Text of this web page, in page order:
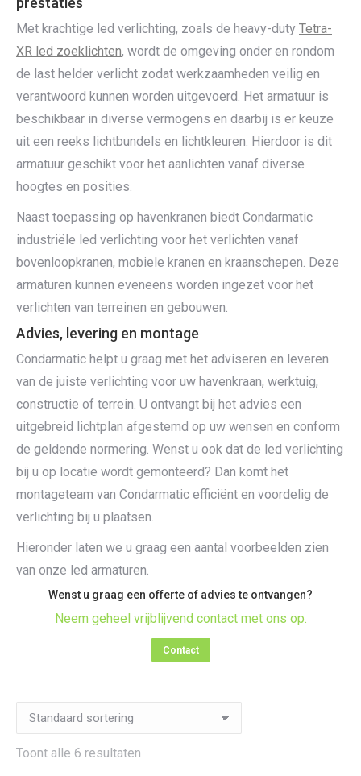
Met krachtige led verlichting, zoals de heavy-duty Tetra-
XR led zoeklichten, wordt de omgeving onder en rondom
de last helder verlicht zodat werkzaamheden veilig en
verantwoord kunnen worden uitgevoerd. Het armatuur is
beschikbaar in diverse vermogens en daarbij is er keuze
uit een reeks lichtbundels en lichtkleuren. Hierdoor is dit
armatuur geschikt voor het aanlichten vanaf diverse
hoogtes en posities.
Naast toepassing op havenkranen biedt Condarmatic
industriële led verlichting voor het verlichten vanaf
bovenloopkranen, mobiele kranen en kraanschepen. Deze
armaturen kunnen eveneens worden ingezet voor het
verlichten van terreinen en gebouwen.
Advies, levering en montage
Condarmatic helpt u graag met het adviseren en leveren
van de juiste verlichting voor uw havenkraan, werktuig,
constructie of terrein. U ontvangt bij het advies een
uitgebreid lichtplan afgestemd op uw wensen en conform
de geldende normering. Wenst u ook dat de led verlichting
bij u op locatie wordt gemonteerd? Dan komt het
montageteam van Condarmatic efficiënt en voordelig de
verlichting bij u plaatsen.
Hieronder laten we u graag een aantal voorbeelden zien
van onze led armaturen.
Wenst u graag een offerte of advies te ontvangen?
Neem geheel vrijblijvend contact met ons op.
Contact
Toont alle 6 resultaten